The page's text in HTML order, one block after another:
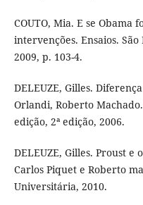
COUTO, Mia. E se Obama
intervenções. Ensaios.
2009, p. 103-4.
DELEUZE, Gilles.
Orlandi, Roberto
edição, 2ª edição, 2006.
DELEUZE, Gilles. Proust e
Carlos Piquet e Roberto
Universitária, 2010.